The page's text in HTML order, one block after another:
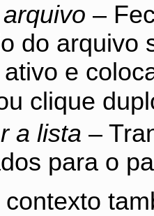
–
do arquivo
e
clique
a lista –
para o